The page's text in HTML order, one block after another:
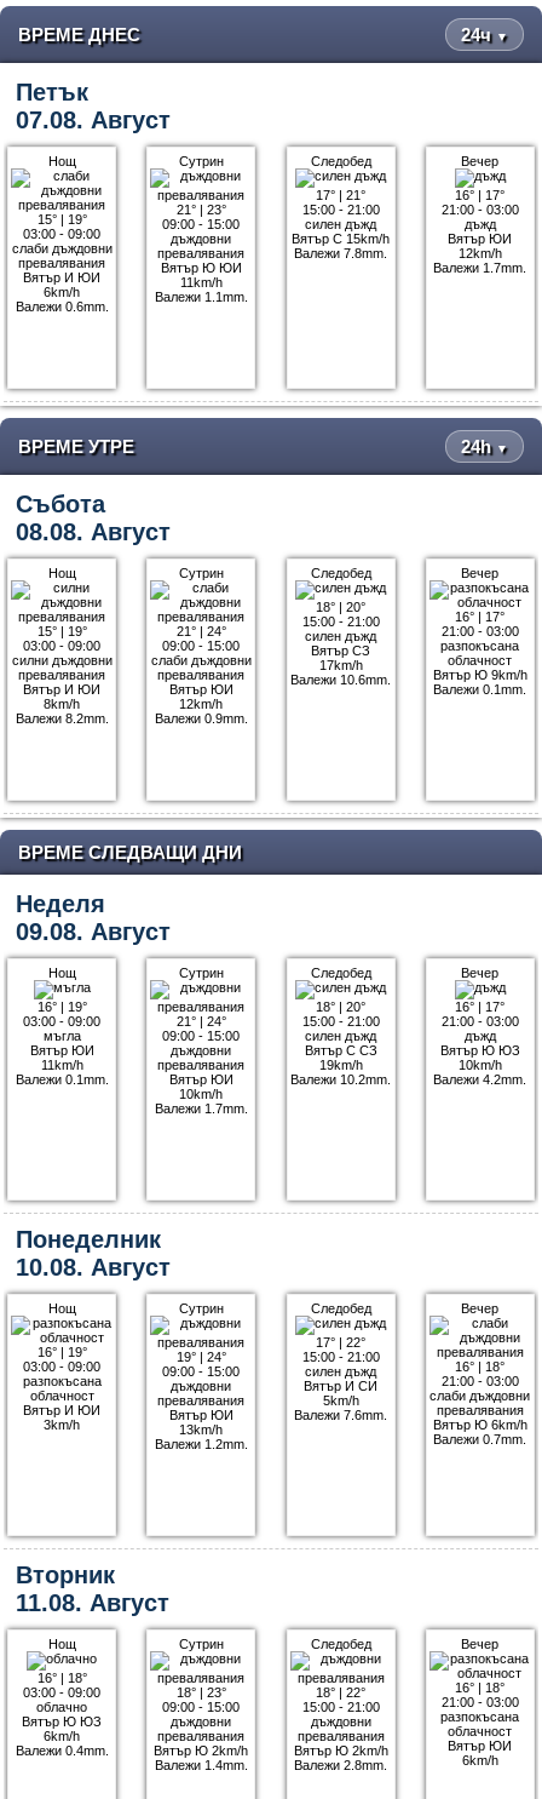
ВРЕМЕ ДНЕС 24ч ▼
Петък
07.08. Август
Нощ
15°| 19°
03:00 - 09:00
слаби дъждовни
превалявания
Вятър И ЮИ
6km/h
Валежи 0.6mm.
Сутрин
21°| 23°
09:00 - 15:00
дъждовни
превалявания
Вятър Ю ЮИ
11km/h
Валежи 1.1mm.
Следобед
17° |21°
15:00 - 21:00
силен дъжд
Вятър С 15km/h
Валежи 7.8mm.
Вечер
16° | 17°
21:00 - 03:00
дъжд
Вятър ЮИ
12km/h
Валежи 1.7mm.
ВРЕМЕ УТРЕ 24h ▼
Събота
08.08. Август
Нощ
15°| 19°
03:00 - 09:00
силни дъждовни
превалявания
Вятър И ЮИ
8km/h
Валежи 8.2mm.
Сутрин
21°| 24°
09:00 - 15:00
слаби дъждовни
превалявания
Вятър ЮИ
12km/h
Валежи 0.9mm.
Следобед
18° |20°
15:00 - 21:00
силен дъжд
Вятър СЗ
17km/h
Валежи 10.6mm.
Вечер
16° | 17°
21:00 - 03:00
разпокъсана
облачност
Вятър Ю 9km/h
Валежи 0.1mm.
ВРЕМЕ СЛЕДВАЩИ ДНИ
Неделя
09.08. Август
Нощ
16°| 19°
03:00 - 09:00
мъгла
Вятър ЮИ
11km/h
Валежи 0.1mm.
Сутрин
21°| 24°
09:00 - 15:00
дъждовни
превалявания
Вятър ЮИ
10km/h
Валежи 1.7mm.
Следобед
18° |20°
15:00 - 21:00
силен дъжд
Вятър С СЗ
19km/h
Валежи 10.2mm.
Вечер
16° | 17°
21:00 - 03:00
дъжд
Вятър Ю ЮЗ
10km/h
Валежи 4.2mm.
Понеделник
10.08. Август
Нощ
16°| 19°
03:00 - 09:00
разпокъсана
облачност
Вятър И ЮИ
3km/h
Сутрин
19°| 24°
09:00 - 15:00
дъждовни
превалявания
Вятър ЮИ
13km/h
Валежи 1.2mm.
Следобед
17° |22°
15:00 - 21:00
силен дъжд
Вятър И СИ
5km/h
Валежи 7.6mm.
Вечер
16° | 18°
21:00 - 03:00
слаби дъждовни
превалявания
Вятър Ю 6km/h
Валежи 0.7mm.
Вторник
11.08. Август
Нощ
16°| 18°
03:00 - 09:00
облачно
Вятър Ю ЮЗ
6km/h
Валежи 0.4mm.
Сутрин
18°| 23°
09:00 - 15:00
дъждовни
превалявания
Вятър Ю 2km/h
Валежи 1.4mm.
Следобед
18° |22°
15:00 - 21:00
дъждовни
превалявания
Вятър Ю 2km/h
Валежи 2.8mm.
Вечер
16° | 18°
21:00 - 03:00
разпокъсана
облачност
Вятър ЮИ
6km/h